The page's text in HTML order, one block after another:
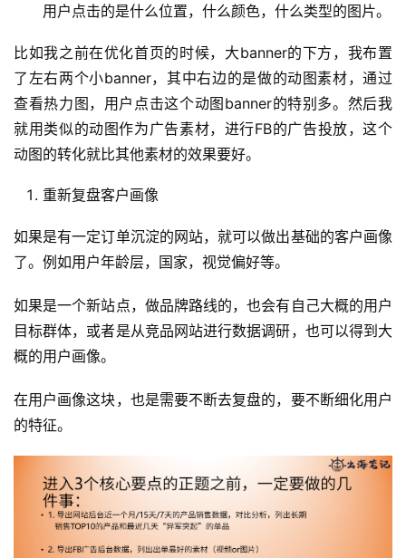
用户点击的是什么位置，什么颜色，什么类型的图片。
比如我之前在优化首页的时候，大banner的下方，我布置
了左右两个小banner，其中右边的是做的动图素材，通过
查看热力图，用户点击这个动图banner的特别多。然后我
就用类似的动图作为广告素材，进行FB的广告投放，这个
动图的转化就比其他素材的效果要好。
重新复盘客户画像
如果是有一定订单沉淀的网站，就可以做出基础的客户画像
了。例如用户年龄层，国家，视觉偏好等。
如果是一个新站点，做品牌路线的，也会有自己大概的用户
目标群体，或者是从竞品网站进行数据调研，也可以得到大
概的用户画像。
在用户画像这块，也是需要不断去复盘的，要不断细化用户
的特征。